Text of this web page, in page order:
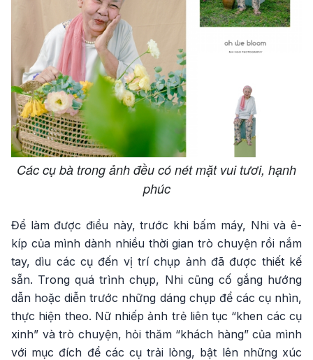
Các cụ bà trong ảnh đều có nét mặt vui tươi, hạnh
phúc
Để làm được điều này, trước khi bấm máy, Nhi và ê-
kíp của mình dành nhiều thời gian trò chuyện rồi nắm
tay, dìu các cụ đến vị trí chụp ảnh đã được thiết kế
sẵn. Trong quá trình chụp, Nhi cũng cố gắng hướng
dẫn hoặc diễn trước những dáng chụp để các cụ nhìn,
thực hiện theo. Nữ nhiếp ảnh trẻ liên tục “khen các cụ
xinh” và trò chuyện, hỏi thăm “khách hàng” của mình
với mục đích để các cụ trải lòng, bật lên những xúc